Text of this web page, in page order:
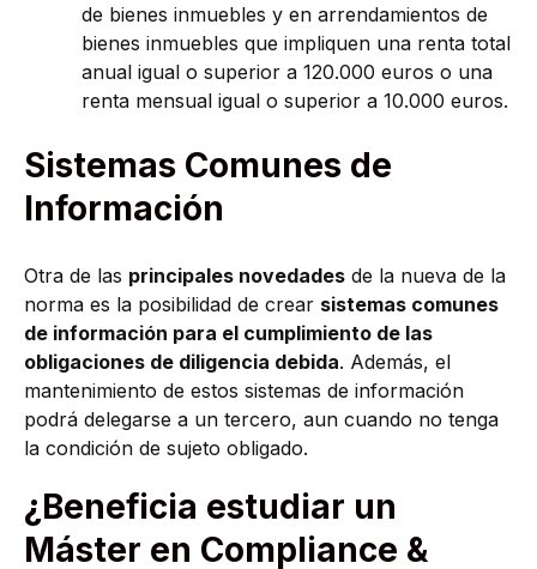
de bienes inmuebles y en arrendamientos de
bienes inmuebles que impliquen una renta total
anual igual o superior a 120.000 euros o una
renta mensual igual o superior a 10.000 euros.
Sistemas Comunes de
Información
Otra de las principales novedades de la nueva de la
norma es la posibilidad de crear sistemas comunes
de información para el cumplimiento de las
obligaciones de diligencia debida. Además, el
mantenimiento de estos sistemas de información
podrá delegarse a un tercero, aun cuando no tenga
la condición de sujeto obligado.
¿Beneficia estudiar un
Máster en Compliance &